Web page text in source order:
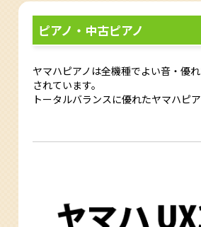
ピアノ・中古ピアノ
ヤマハピアノは全機種でよい音・優
されています。
トータルバランスに優れたヤマハピ